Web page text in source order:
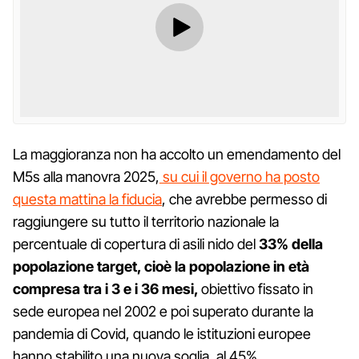
La maggioranza non ha accolto un emendamento del
M5s alla manovra 2025, su cui il governo ha posto
questa mattina la fiducia, che avrebbe permesso di
raggiungere su tutto il territorio nazionale la
percentuale di copertura di asili nido del33% della
popolazione target, cioè la popolazione in età
compresa tra i 3 e i 36 mesi, obiettivo fissato in
sede europea nel 2002 e poi superato durante la
pandemia di Covid, quando le istituzioni europee